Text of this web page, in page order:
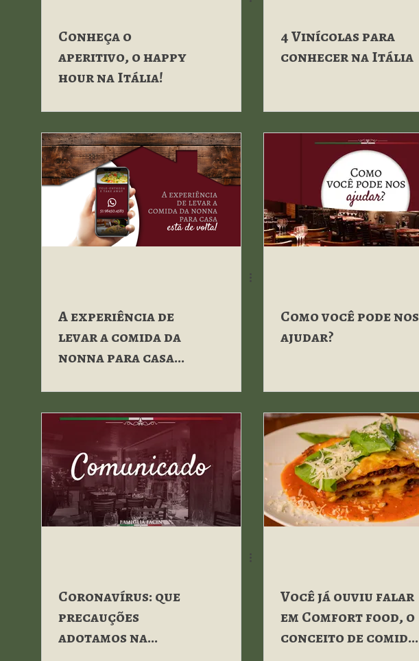
Conheça o
aperitivo, o happy
hour na Itália!
4 Vinícolas para
conhecer na Itália
A experiência de
levar a comida da
nonna para casa
Como você pode nos
ajudar?
Coronavírus: que
precauções
adotamos na
Você já ouviu falar
em Comfort food, o
conceito de comida